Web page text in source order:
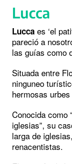
Lucca
Lucca es ‘el
pareció a
las guías como
Situada entre
ninguneo
hermosas
Conocida como
iglesias”, su
larga de
renacentistas.